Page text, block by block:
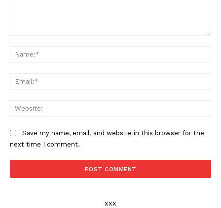
Save my name, email, and website in this browser for the
next time I comment.
xxx